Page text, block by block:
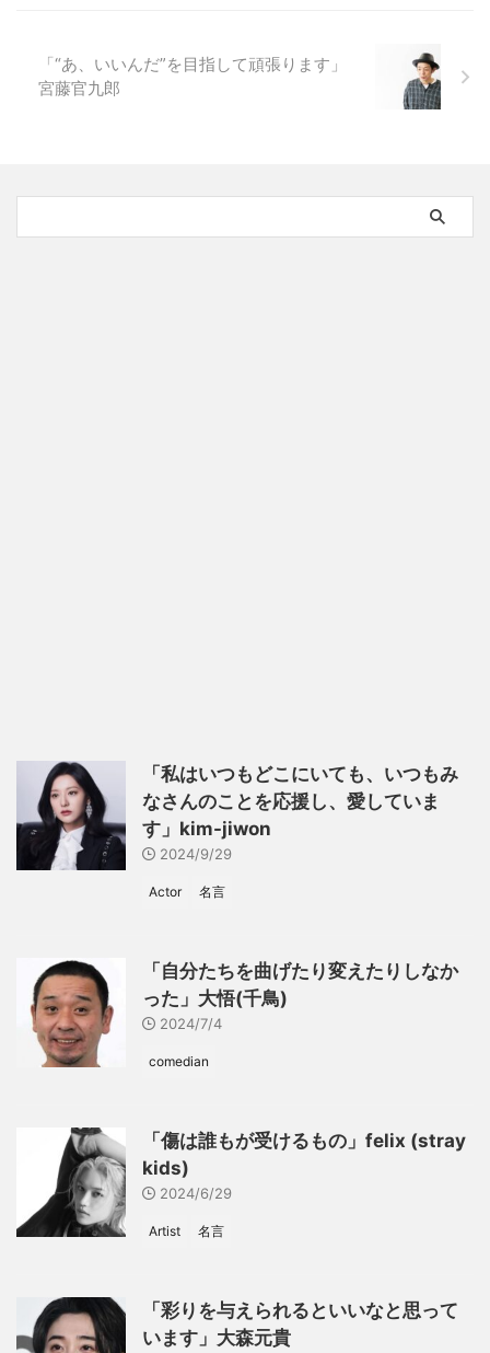
「“あ、いいんだ”を目指して頑張ります」
宮藤官九郎
「私はいつもどこにいても、いつもみ
なさんのことを応援し、愛していま
す」kim-jiwon
2024/9/29
Actor 名言
「自分たちを曲げたり変えたりしなか
った」大悟(千鳥)
2024/7/4
comedian
「傷は誰もが受けるもの」felix (stray
kids)
2024/6/29
Artist 名言
「彩りを与えられるといいなと思って
います」大森元貴